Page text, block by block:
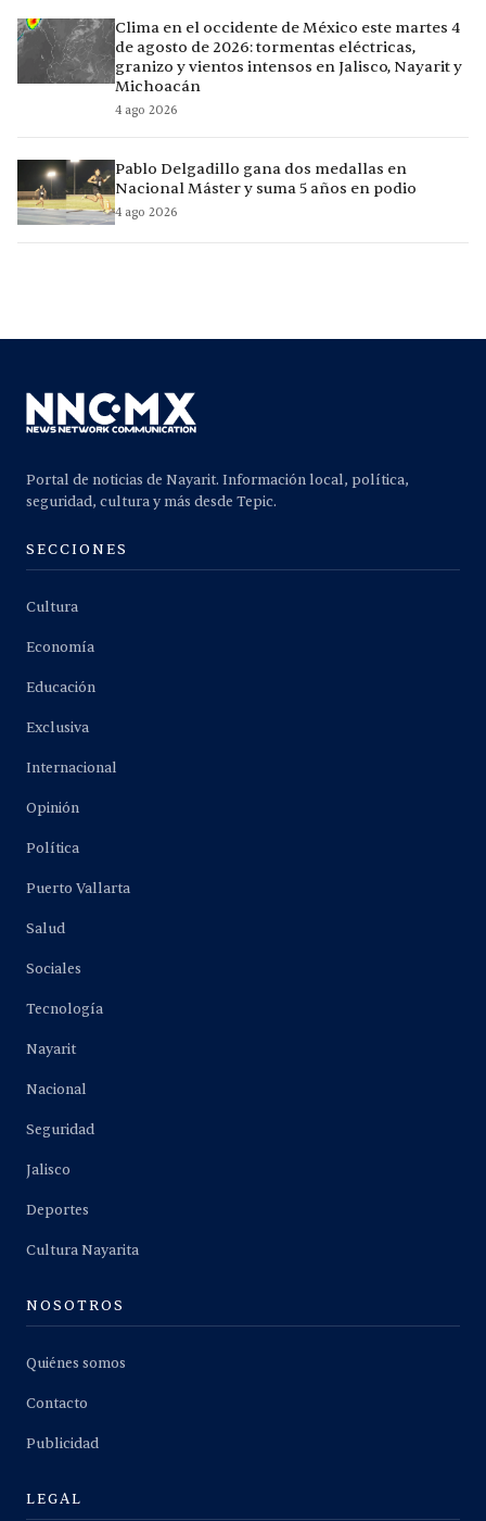
Clima en el occidente de México este martes 4
de agosto de 2026: tormentas eléctricas,
granizo y vientos intensos en Jalisco, Nayarit y
Michoacán
4 ago 2026
Pablo Delgadillo gana dos medallas en
Nacional Máster y suma 5 años en podio
4 ago 2026
Portal de noticias de Nayarit. Información local, política,
seguridad, cultura y más desde Tepic.
SECCIONES
Cultura
Economía
Educación
Exclusiva
Internacional
Opinión
Política
Puerto Vallarta
Salud
Sociales
Tecnología
Nayarit
Nacional
Seguridad
Jalisco
Deportes
Cultura Nayarita
NOSOTROS
Quiénes somos
Contacto
Publicidad
LEGAL